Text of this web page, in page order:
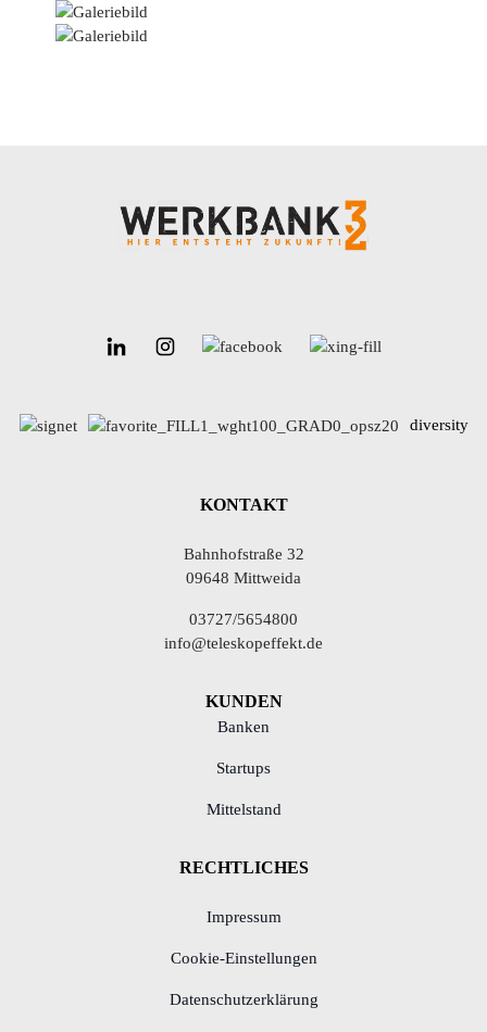
diversity
KONTAKT
Bahnhofstraße 32
09648 Mittweida
03727/5654800
info@teleskopeffekt.de
KUNDEN
Banken
Startups
Mittelstand
RECHTLICHES
Impressum
Cookie-Einstellungen
Datenschutzerklärung